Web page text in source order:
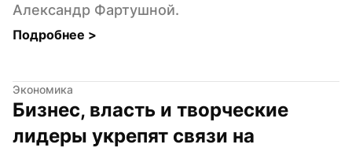
Александр Фартушной.
Подробнее >
Экономика
Бизнес, власть и творческие
лидеры укрепят связи на